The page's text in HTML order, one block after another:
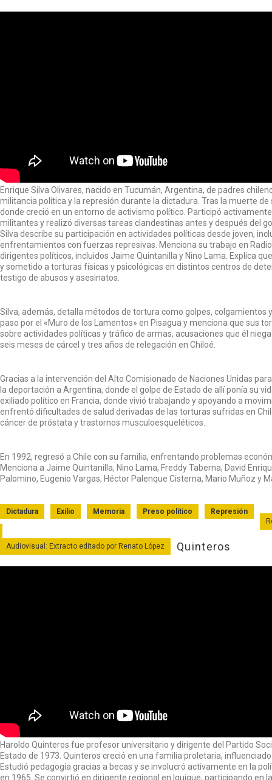
Enrique Silva Olivares, nacido en Tucumán, Argentina, de padres
militancia política y la represión durante la dictadura. Tras la muerte de
donde creció en un entorno de activismo político. Participó
militantes y realizó diversas tareas clandestinas antes y después del
Silva describe su participación en actividades políticas desde joven,
enfrentamientos con fuerzas represivas. Menciona su trabajo en
dirigentes políticos, incluidos Jaime Quintanilla y Nino Lama. Explica
y sometido a torturas físicas y psicológicas en distintos centros de
testigo de abusos y asesinatos.
Silva, además, detalla métodos de tortura como golpes, colgamientos
paso por el «Muro de los Lamentos» en Pisagua y menciona que sus
sobre actividades políticas y tráfico de armas, acusaciones que él
seis meses de cárcel y tres años de relegación en Chiloé.
Gracias a la intervención del Alto Comisionado de Naciones Unidas
la deportación a Argentina, donde el golpe de Estado de allí ponía su
exiliado político en Francia, donde vivió trabajando y apoyando a
enfrentó dificultades de salud derivadas de las torturas sufridas en
cáncer de próstata y trastornos musculoesqueléticos.
En 1992, regresó a Chile con su familia, enfrentando problemas
Menciona a Jaime Quintanilla, Nino Lama, Freddy Taberna, David
Palomino, Eugenio Vargas, Héctor Palenque Cisterna, Mario Muñoz y
Dictadura Exilio Memoria Preso político
Represión
Audiovisual: Extracto editado por Renato López Quinteros
Haroldo Quinteros fue profesor universitario y dirigente del Partido
Estado de 1973. Quinteros creció en una familia proletaria,
Estudió pedagogía gracias a becas y se involucró activamente en la
en 1965. Se convirtió en dirigente regional en Iquique, participando en